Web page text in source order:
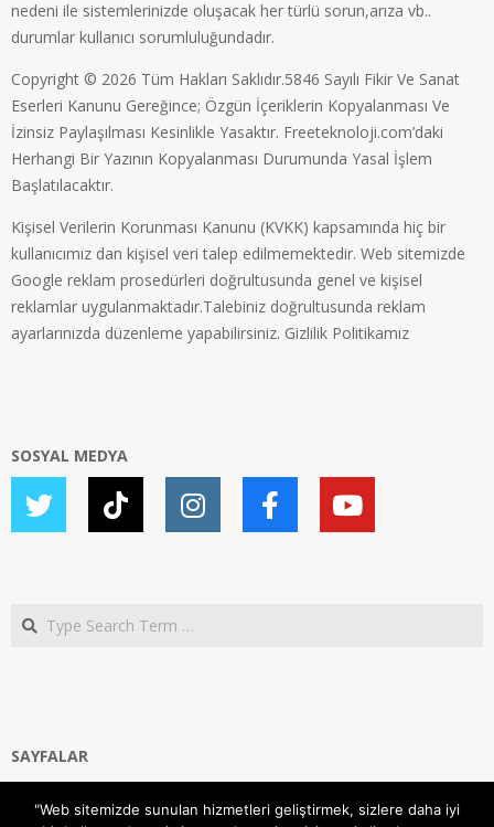
nedeni ile sistemlerinizde oluşacak her türlü sorun,arıza vb..
durumlar kullanıcı sorumluluğundadır.
Copyright © 2026 Tüm Hakları Saklıdır.5846 Sayılı Fikir Ve Sanat
Eserleri Kanunu Gereğince; Özgün İçeriklerin Kopyalanması Ve
İzinsiz Paylaşılması Kesinlikle Yasaktır. Freeteknoloji.com’daki
Herhangi Bir Yazının Kopyalanması Durumunda Yasal İşlem
Başlatılacaktır.
Kişisel Verilerin Korunması Kanunu (KVKK) kapsamında hiç bir
kullanıcımız dan kişisel veri talep edilmemektedir. Web sitemizde
Google reklam prosedürleri doğrultusunda genel ve kişisel
reklamlar uygulanmaktadır.Talebiniz doğrultusunda reklam
ayarlarınızda düzenleme yapabilirsiniz. Gizlilik Politikamız
SOSYAL MEDYA
Search
SAYFALAR
Gizlilik ve Çerezler (Cookies) Politikası
"Web sitemizde sunulan hizmetleri geliştirmek, sizlere daha iyi